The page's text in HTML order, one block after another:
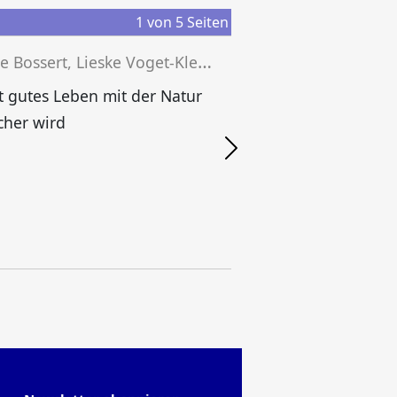
1 von 5Seiten
L
eonie Bossert, Lieske Voget-Kleschin, Simon Meisch (Hg.)
gutes Leben mit der Natur
wird